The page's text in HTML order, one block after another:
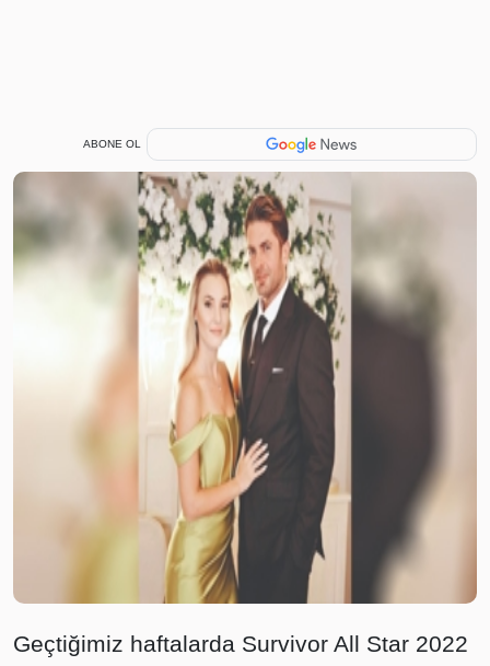
ABONE OL
Geçtiğimiz haftalarda Survivor All Star 2022